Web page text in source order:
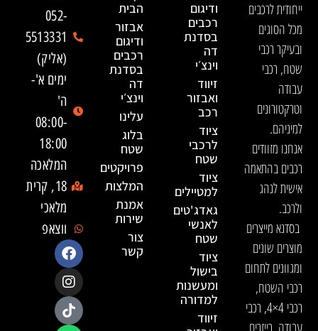
ייחודית לרכבים
מכל הסוגים
ובעיקר רכבי
שטח, רכבי
עבודה
וטרקטורונים
למיניהם.
אנחנו מזוודים
רכבים בהתאמה
אישית לנהג
ולרכב.
בסדנא מייצרים
מוצרים שונים
ומגוונים לתחום
רכבי השטח,
רכבי 4×4, רכבי
ודיגום
רכבים
בסדנת
דה
וינצ׳י
זיווד
ואבזור
רכב
ציוד
לרכבי
שטח
ציוד
למטיילים
גאדג'טים
לאנשי
שטח
ציוד
בישול
ומעשנות
למדורה
זיווד
הבית
אבזור
ודיגום
רכבים
בסדנת
דה
וינצ׳י
עלינו
בלוג
שטח
פרויקטים
המלצות
אמנת
שירות
צור
קשר
052-
5513331
(אליק)
ימים א'-
ה'
08:00-
18:00
המלאכה
18, קרית
מלאכי
ווצאפ